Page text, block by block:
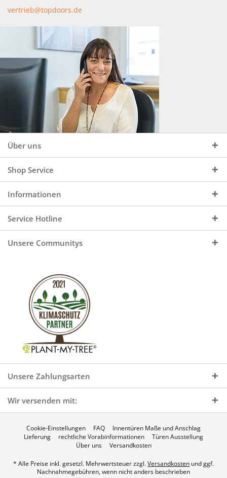
vertrieb@topdoors.de
Über uns
Shop Service
Informationen
Service Hotline
Unsere Communitys
Unsere Zahlungsarten
Wir versenden mit:
Cookie-Einstellungen FAQ
Innentüren Maße und Anschlag
Lieferung
rechtliche Vorabinformationen
Türen Ausstellung
Über uns
Versandkosten
* Alle Preise inkl. gesetzl. Mehrwertsteuer zzgl.Versandkosten und ggf.
Nachnahmegebühren, wenn nicht anders beschrieben